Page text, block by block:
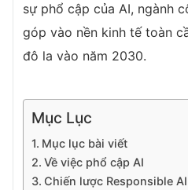
sự phổ cập của AI, ngành
góp vào nền kinh tế toàn
đô la vào năm 2030.
Mục Lục
Mục lục bài viết
Về việc phổ cập AI
Chiến lược Responsible AI